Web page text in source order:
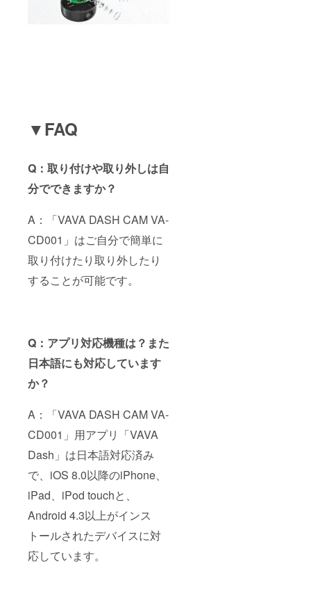
▼FAQ
Q：取り付けや取り外しは自
分でできますか？
A：「VAVA DASH CAM VA-
CD001」はご自分で簡単に
取り付けたり取り外したり
することが可能です。
Q：アプリ対応機種は？また
日本語にも対応しています
か？
A：「VAVA DASH CAM VA-
CD001」用アプリ「VAVA
Dash」は日本語対応済み
で、iOS 8.0以降のiPhone、
iPad、iPod touchと、
Android 4.3以上がインス
トールされたデバイスに対
応しています。